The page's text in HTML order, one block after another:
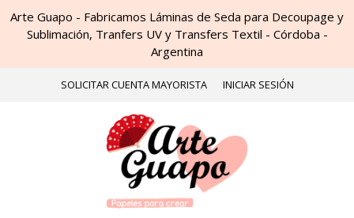
Arte Guapo - Fabricamos Láminas de Seda para Decoupage y
Sublimación, Tranfers UV y Transfers Textil - Córdoba -
Argentina
SOLICITAR CUENTA MAYORISTA INICIAR SESIÓN